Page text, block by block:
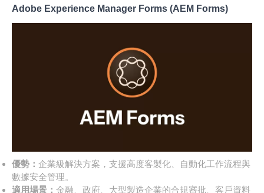
Adobe Experience Manager Forms (AEM Forms)
優勢：企業級解決方案，支援高度客製化、自動化工作流程與
數據安全管理。
適用場景：金融、政府、大型製造企業的合規審批、客戶資料